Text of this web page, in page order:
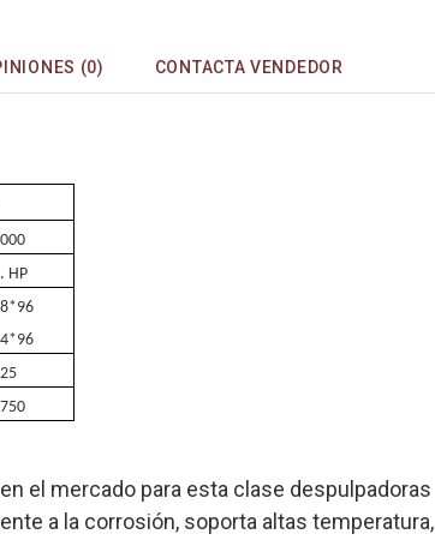
(0) CONTACTA VENDEDOR
HP
el mercado para esta clase despulpadoras
a la corrosión, soporta altas temperatura,